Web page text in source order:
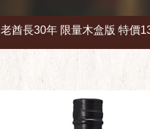
限量木盒版 特價13900